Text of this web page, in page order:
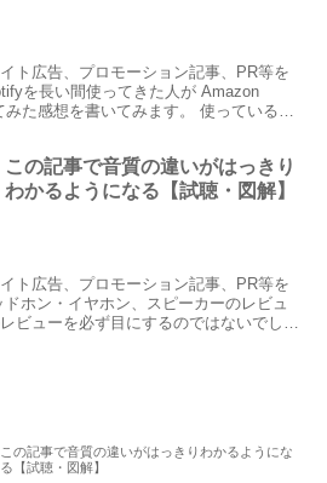
ト広告、プロモーション記事、PR等を
を長い間使ってきた人が Amazon
た感想を書いてみます。 使っていると
この記事で音質の違いがはっきり
わかるようになる【試聴・図解】
ト広告、プロモーション記事、PR等を
ホン・イヤホン、スピーカーのレビュ
ビューを必ず目にするのではないでしょ
この記事で音質の違いがはっきりわかるようにな
る【試聴・図解】